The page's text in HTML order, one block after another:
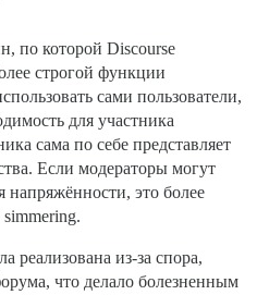
по которой Discourse
строгой функции
сами пользователи,
для участника
сама по себе представляет
Если модераторы могут
напряжённости, это более
реализована из-за спора,
что делало болезненным